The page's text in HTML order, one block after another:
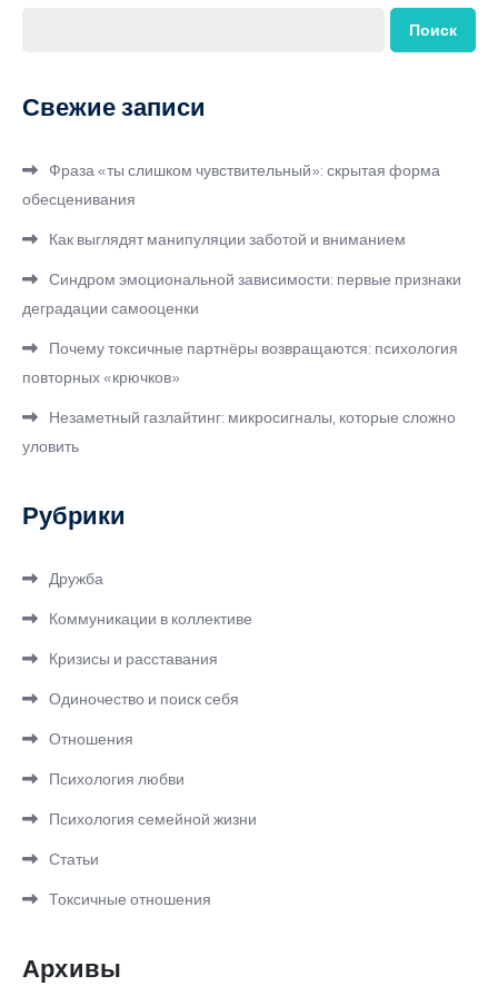
Поиск
Свежие записи
Фраза «ты слишком чувствительный»: скрытая форма
обесценивания
Как выглядят манипуляции заботой и вниманием
Синдром эмоциональной зависимости: первые признаки
деградации самооценки
Почему токсичные партнёры возвращаются: психология
повторных «крючков»
Незаметный газлайтинг: микросигналы, которые сложно
уловить
Рубрики
Дружба
Коммуникации в коллективе
Кризисы и расставания
Одиночество и поиск себя
Отношения
Психология любви
Психология семейной жизни
Статьи
Токсичные отношения
Архивы